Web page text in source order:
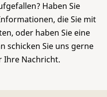
Haben Sie
die Sie mit
oder haben Sie eine
schicken Sie uns gerne
Ihre Nachricht.